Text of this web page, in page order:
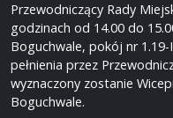
Przewodniczący Rady
godzinach od 14.00 do
Boguchwale, pokój nr
pełnienia przez
wyznaczony zostanie
Boguchwale.